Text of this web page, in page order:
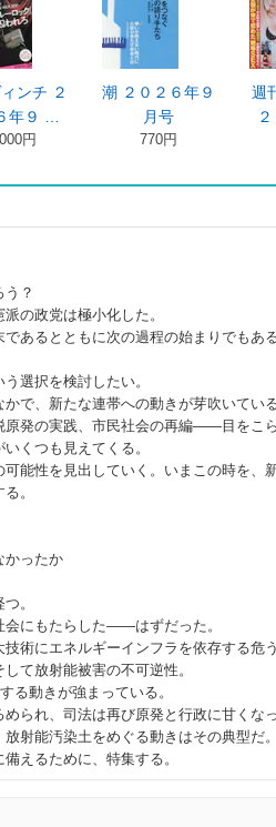
ンチ ２
年９ …
円
潮 ２０２６年９
月号
770円
週
？
の政党は極小化した。
あるとともに次の過程の始まりでもあ
選択を検討したい。
で、新たな連帯への動きが芽吹いてい
原発の実践、市民社会の再編――目をこ
くつも見えてくる。
能性を見出していく。いまこの時を、
。
ったか
。
にもたらした――はずだった。
術にエネルギーインフラを依存する危
て放射能被害の不可逆性。
る動きが強まっている。
られ、司法は再び原発と行政に甘くな
射能汚染土をめぐる動きはその典型だ。
えるために、特集する。